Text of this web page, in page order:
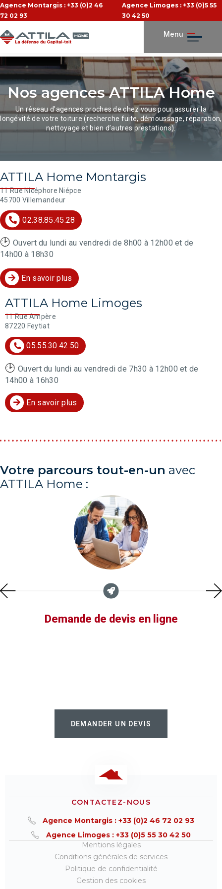
Agence Montargis : +33 (0)2 46
72 02 93
Agence Limoges : +33 (0)5 55
30 42 50
Menu
Nos agencesATTILA Home
Un réseau d’agences proches de chez vous pour assurer la
longévité de votre toiture (recherche fuite, démoussage, réparation,
nettoyage et bien d’autres prestations).
ATTILA Home Montargis
11 Rue Nicéphore Niépce
45700 Villemandeur
02.38.85.45.28
🕑 Ouvert du lundi au vendredi de 8h00 à 12h00 et de
14h00 à 18h30
En savoir plus
ATTILA Home Limoges
11 Rue Ampère
87220 Feytiat
05.55.30.42.50
🕑 Ouvert du lundi au vendredi de 7h30 à 12h00 et de
14h00 à 16h30
En savoir plus
Votre parcours tout-en-un avec
ATTILA Home :
Demande de devis en ligne
DEMANDER UN DEVIS
Agence Montargis : +33 (0)2 46 72 02 93
Agence Limoges : +33 (0)5 55 30 42 50
CONTACTEZ-NOUS
Mentions légales
Conditions générales de services
Politique de confidentialité
Gestion des cookies